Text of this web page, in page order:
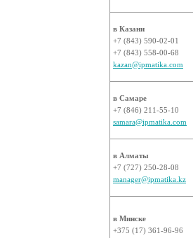
в Казани
+7 (843) 590-02-01
+7 (843) 558-00-68
kazan@ipmatika.com
в Самаре
+7 (846) 211-55-10
samara@ipmatika.com
в Алматы
+7 (727) 250-28-08
manager@ipmatika.kz
в Минске
+375 (17) 361-96-96